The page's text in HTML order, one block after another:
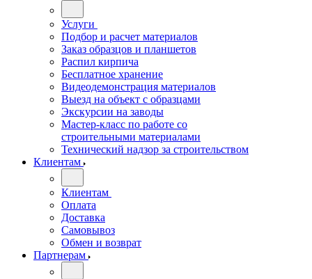
Услуги
Подбор и расчет материалов
Заказ образцов и планшетов
Распил кирпича
Бесплатное хранение
Видеодемонстрация материалов
Выезд на объект с образцами
Экскурсии на заводы
Мастер-класс по работе со
строительными материалами
Технический надзор за строительством
Клиентам
Клиентам
Оплата
Доставка
Самовывоз
Обмен и возврат
Партнерам